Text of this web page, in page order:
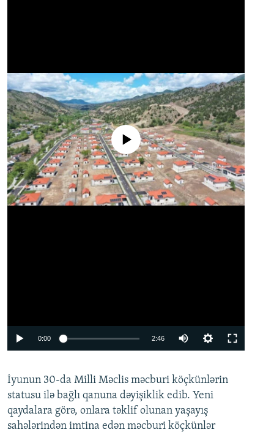
No media source currently available
0:00 2:46
360p
480p
720p
İyunun 30-da Milli Məclis məcburi köçkünlərin
statusu ilə bağlı qanuna dəyişiklik edib. Yeni
qaydalara görə, onlara təklif olunan yaşayış
sahələrindən imtina edən məcburi köçkünlər